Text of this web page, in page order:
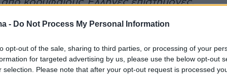
- Do Not Process My Personal Information
opt-out of the sale, sharing to third parties, or processing of your
for targeted advertising by us, please use the below opt-out
selection. Please note that after your opt-out request is processed
πρόσωπο και επιστημοσύνη. Αποφάσεις με
στοιχεία και γνώμονα τη θεραπεία